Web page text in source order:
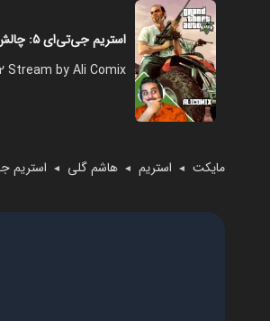
استریم جی‌تی‌ای ۵: چالش‌ ۲ - علی کامیکس
Stream by Ali Comix
مایکت ◄ استریم ◄ هاشم گلی ◄ استریم